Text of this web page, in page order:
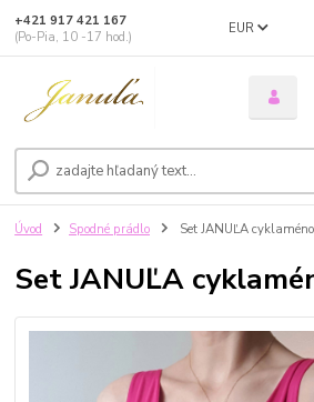
EUR
+421 917 421 167
(Po-Pia, 10 -17 hod.)
Úvod Spodné prádlo Set JANUĽA
Set JANUĽA